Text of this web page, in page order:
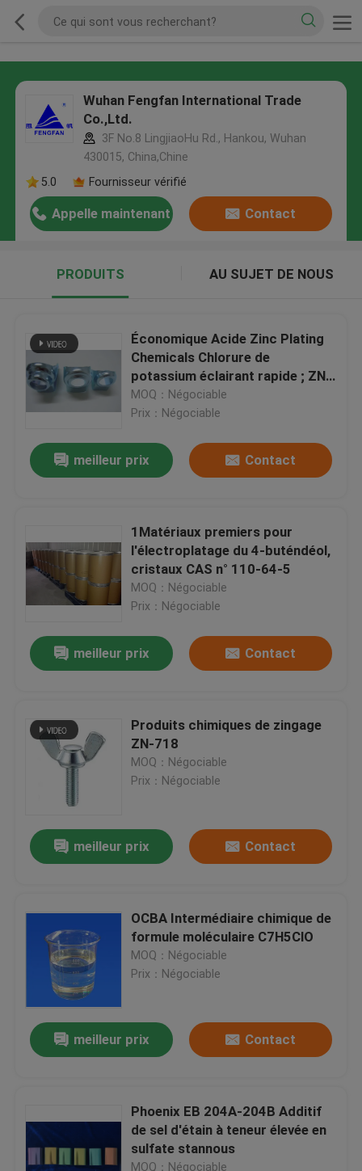
Wuhan Fengfan International Trade
Co.,Ltd.
3F No.8 LingjiaoHu Rd., Hankou, Wuhan
430015, China,Chine
5.0
Fournisseur vérifié
Appelle maintenant Contact
PRODUITS AU SUJET DE NOUS
Économique Acide Zinc Plating
Chemicals Chlorure de
potassium éclairant rapide ; ZN-
638
MOQ：Négociable
Prix：Négociable
meilleur prix Contact
1Matériaux premiers pour
l'électroplatage du 4-buténdéol,
cristaux CAS n° 110-64-5
MOQ：Négociable
Prix：Négociable
meilleur prix Contact
Produits chimiques de zingage
ZN-718
MOQ：Négociable
Prix：Négociable
meilleur prix Contact
OCBA Intermédiaire chimique de
formule moléculaire C7H5ClO
MOQ：Négociable
Prix：Négociable
meilleur prix Contact
Phoenix EB 204A-204B Additif
de sel d'étain à teneur élevée en
sulfate stannous
MOQ：Négociable